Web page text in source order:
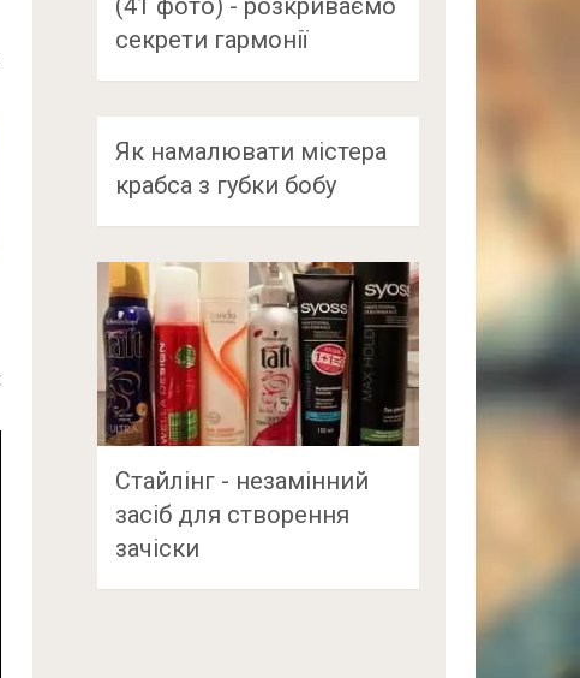
секрети гармонії
Як намалювати містера
крабса з губки бобу
Стайлінг - незамінний
засіб для створення
зачіски